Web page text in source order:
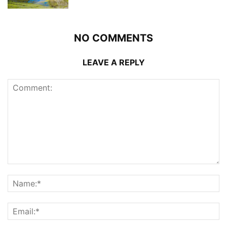
NO COMMENTS
LEAVE A REPLY